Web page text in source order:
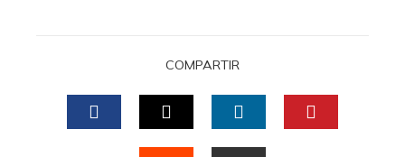
COMPARTIR
FACEBOOKTWITTERLINKEDIN